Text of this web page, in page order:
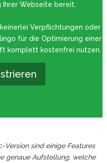
Ihrer Webseite bereit.
Verpflichtungen oder
für die Optimierung einer
komplett kostenfrei nutzen.
Version sind einige Features
genaue Aufstellung, welche